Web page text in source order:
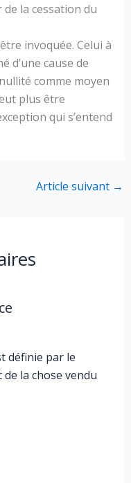
la cessation du
invoquée. Celui à
d’une cause de
comme moyen
plus être
qui s’entend
Article suivant →
définie par le
la chose vendu